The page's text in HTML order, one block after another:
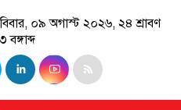
০৯ অগাস্ট ২০২৬, ২৪ শ্রাবণ